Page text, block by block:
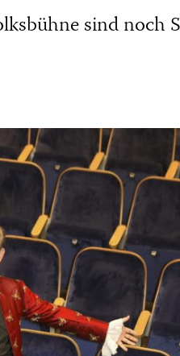
sind noch